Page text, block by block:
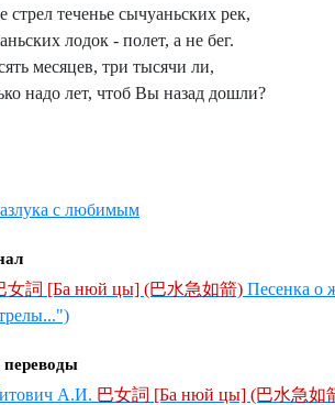
стрел теченье сычуаньских рек,
лодок - полет, а не бег.
месяцев, три тысячи ли,
надо лет, чтоб Вы назад дошли?
с любимым
女詞 [Ба нюй цы] (巴水急如箭) Песенка о
переводы
А.И. 巴女詞 [Ба нюй цы] (巴水急如